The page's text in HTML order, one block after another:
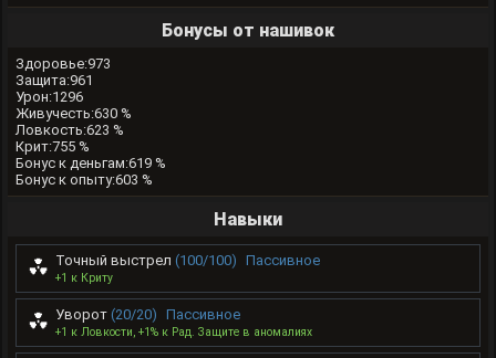
Бонусы от нашивок
Здоровье:973
Защита:961
Урон:1296
Живучесть:630 %
Ловкость:623 %
Крит:755 %
Бонус к деньгам:619 %
Бонус к опыту:603 %
Навыки
Точный выстрел (100/100) Пассивное
+1 к Криту
Уворот (20/20) Пассивное
+1 к Ловкости, +1% к Рад. Защите в аномалиях